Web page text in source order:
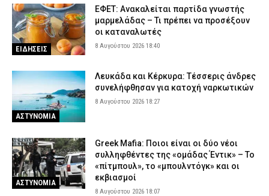
ΕΙΔΗΣΕΙΣ
ΕΦΕΤ: Ανακαλείται παρτίδα γνωστής
μαρμελάδας – Τι πρέπει να προσέξουν
οι καταναλωτές
8 Αυγούστου 2026 18:40
ΑΣΤΥΝΟΜΙΑ
Λευκάδα και Κέρκυρα: Τέσσερις άνδρες
συνελήφθησαν για κατοχή ναρκωτικών
8 Αυγούστου 2026 18:27
ΑΣΤΥΝΟΜΙΑ
Greek Mafia: Ποιοι είναι οι δύο νέοι
συλληφθέντες της «ομάδας Έντικ» – Το
«πίτμπουλ», το «μπουλντόγκ» και οι
εκβιασμοί
8 Αυγούστου 2026 18:07